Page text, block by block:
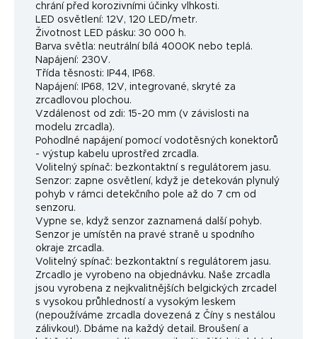
chrání před korozivními účinky vlhkosti.
LED osvětlení: 12V, 120 LED/metr.
Životnost LED pásku: 30 000 h.
Barva světla: neutrální bílá 4000K nebo teplá.
Napájení: 230V.
Třída těsnosti: IP44, IP68.
Napájení: IP68, 12V, integrované, skryté za
zrcadlovou plochou.
Vzdálenost od zdi: 15-20 mm (v závislosti na
modelu zrcadla).
Pohodlné napájení pomocí vodotěsných konektorů
- výstup kabelu uprostřed zrcadla.
Volitelný spínač: bezkontaktní s regulátorem jasu.
Senzor: zapne osvětlení, když je detekován plynulý
pohyb v rámci detekčního pole až do 7 cm od
senzoru.
Vypne se, když senzor zaznamená další pohyb.
Senzor je umístěn na pravé straně u spodního
okraje zrcadla.
Volitelný spínač: bezkontaktní s regulátorem jasu.
Zrcadlo je vyrobeno na objednávku. Naše zrcadla
jsou vyrobena z nejkvalitnějších belgických zrcadel
s vysokou průhledností a vysokým leskem
(nepoužíváme zrcadla dovezená z Číny s nestálou
zálivkou!). Dbáme na každý detail. Broušení a